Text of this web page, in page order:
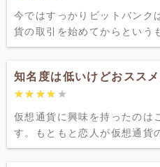
今ではすっかりビットバンク
貨の取引を始めてからという
知名度は低いけどおスス
★★★★★
★★★★★
仮想通貨に興味を持ったのは
す。もともと恋人が仮想通貨